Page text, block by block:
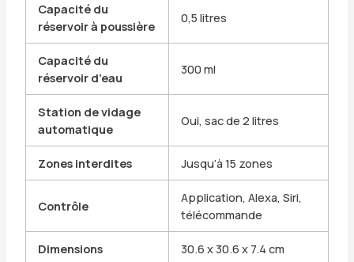
Capacité du
réservoir à poussière
0,5 litres
Capacité du
réservoir d’eau
300 ml
Station de vidage
automatique
Oui, sac de 2 litres
Zones interdites Jusqu’à 15 zones
Contrôle
Application, Alexa, Siri,
télécommande
Dimensions 30.6 x 30.6 x 7.4 cm